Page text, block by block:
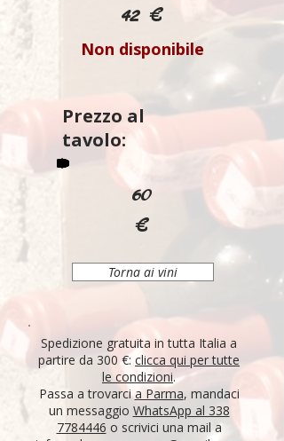
42 €
Non disponibile
Prezzo al
tavolo:
60
€
Torna ai vini
Spedizione gratuita in tutta Italia a
partire da 300 €: clicca qui per tutte
le condizioni.
Passa a trovarcia Parma, mandaci
un messaggio WhatsApp al 338
7784446 o scrivici una mail a